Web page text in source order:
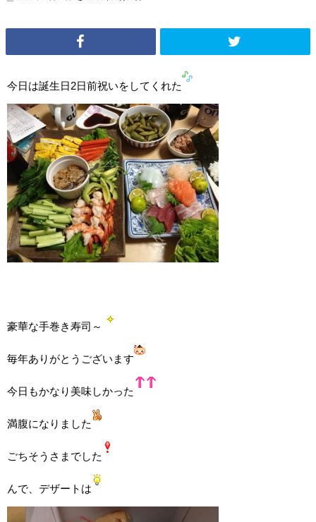
今日は誕生日2日前祝いをしてくれた
豪華な手巻き寿司～
毎年ありがとうございます
今日もかなり美味しかった
満腹になりました
ごちそうさまでした
んで、デザートは